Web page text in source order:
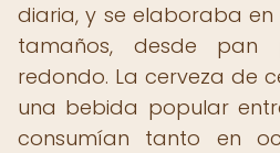
diaria, y se elaboraba
tamaños, desde
redondo. La cerveza de
una bebida popular
consumían tanto en